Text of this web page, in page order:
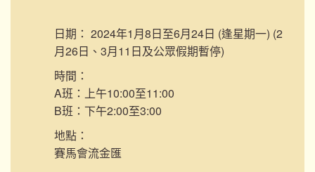
日期： 2024年1月8日至6月24日 (逢星期一) (2
月26日、3月11日及公眾假期暫停)
時間：
A班：上午10:00至11:00
B班：下午2:00至3:00
地點：
賽馬會流金匯